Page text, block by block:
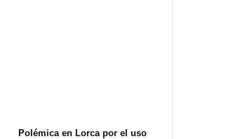
Polémica en Lorca por el uso